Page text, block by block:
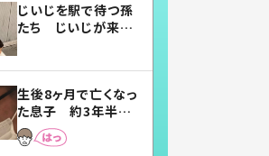
じいじを駅で待つ孫
たち じいじが来た
まらない」「幸せにな
れる」
生後8ヶ月で亡くなっ
た息子 約3年半
後、当時の妻の日記
に書いてあった本音